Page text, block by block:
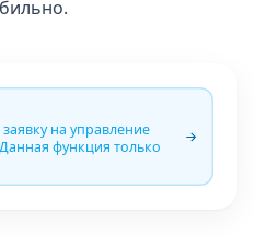
на управление
функция только